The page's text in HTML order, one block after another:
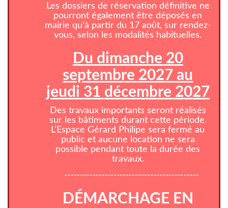
Les dossiers de réservation définitive ne
pourront également être déposés en
mairie qu'à partir du 17 août, sur rendez-
vous, selon les modalités habituelles.
Du dimanche 20
septembre 2027 au
jeudi 31 décembre 2027
Des travaux importants seront réalisés
sur les bâtiments durant cette période.
L’Espace Gérard Philipe sera fermé au
public et aucune location ne sera
possible pendant toute la durée des
travaux.
--------------------------------------------
DÉMARCHAGE EN